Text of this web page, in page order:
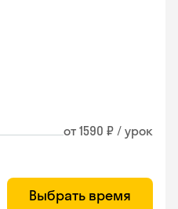
от 1590 ₽ / урок
Выбрать время